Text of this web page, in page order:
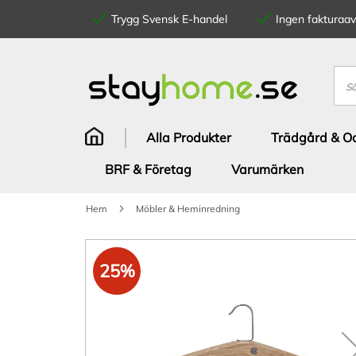
Trygg Svensk E-handel Ingen
innehållet
Sök
Alla Produkter Trädgård &
BRF & Företag
Varumärken
Hem Möbler & Heminredning
Hoppa
till
slutet
25%